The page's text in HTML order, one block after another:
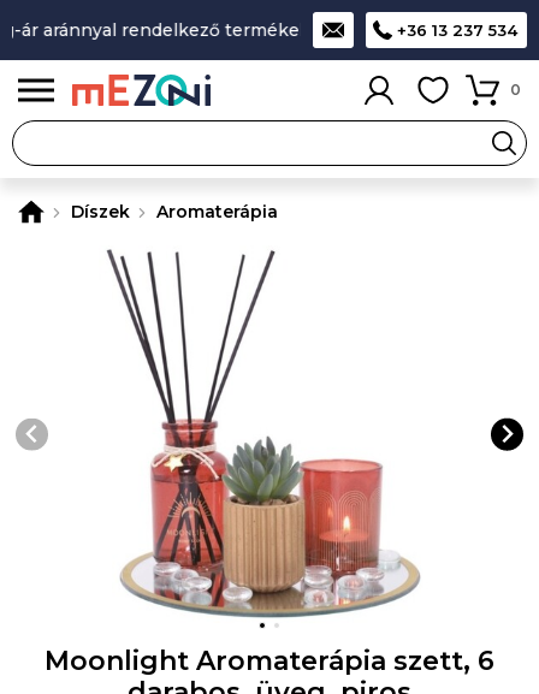
aránnyal rendelkező termékek A legjobb design-
+36 13 237 534
0
Díszek Aromaterápia
Moonlight Aromaterápia szett, 6